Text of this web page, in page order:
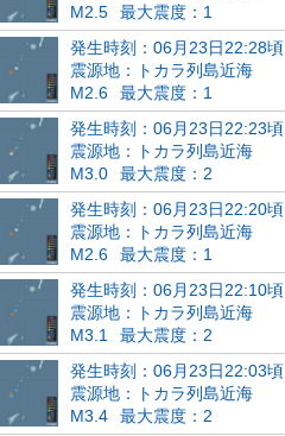
M2.5
最大震度：1
発生時刻：06月23日22:28頃
震源地：トカラ列島近海
M2.6
最大震度：1
発生時刻：06月23日22:23頃
震源地：トカラ列島近海
M3.0
最大震度：2
発生時刻：06月23日22:20頃
震源地：トカラ列島近海
M2.6
最大震度：1
発生時刻：06月23日22:10頃
震源地：トカラ列島近海
M3.1
最大震度：2
発生時刻：06月23日22:03頃
震源地：トカラ列島近海
M3.4
最大震度：2